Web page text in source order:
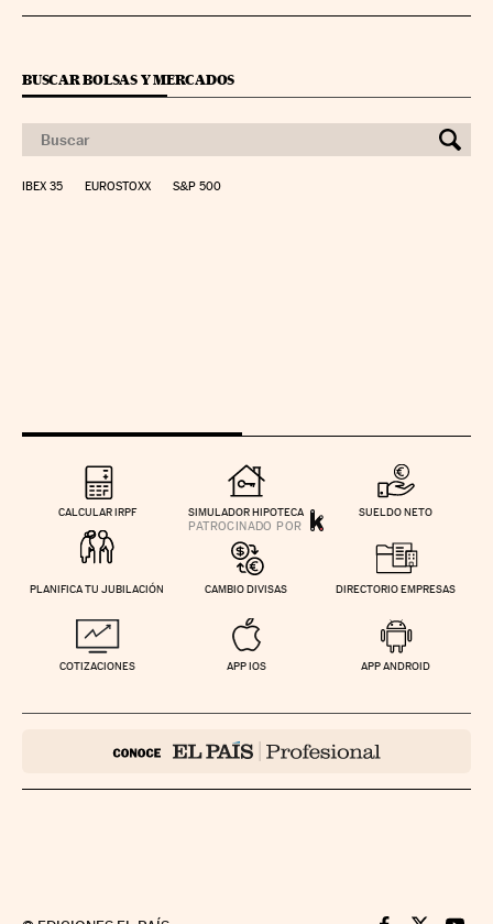
BUSCAR BOLSAS Y MERCADOS
IBEX 35 EUROSTOXX S&P 500
CALCULAR IRPF SIMULADOR HIPOTECA SUELDO NETO
PLANIFICA TU JUBILACIÓN CAMBIO DIVISAS DIRECTORIO EMPRESAS
COTIZACIONES APP IOS APP ANDROID